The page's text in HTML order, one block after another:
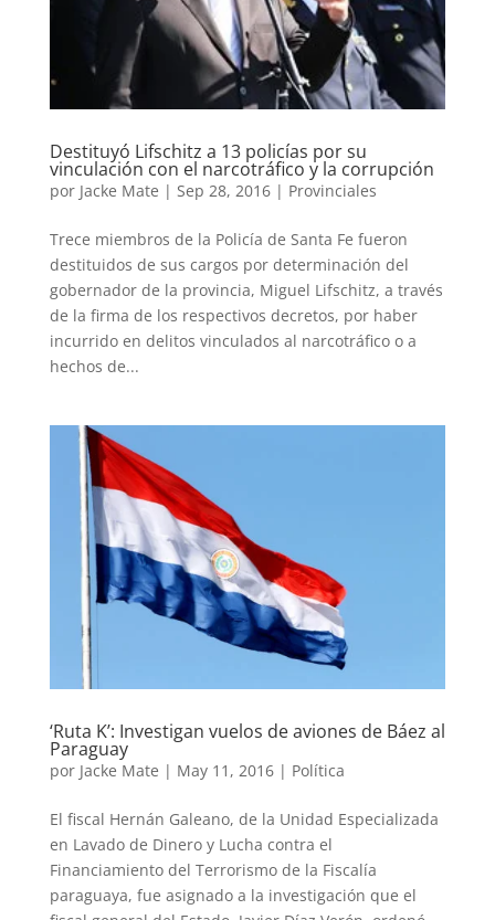
Destituyó Lifschitz a 13 policías por su
vinculación con el narcotráfico y la corrupción
por Jacke Mate | Sep 28, 2016| Provinciales
Trece miembros de la Policía de Santa Fe fueron
destituidos de sus cargos por determinación del
gobernador de la provincia, Miguel Lifschitz, a través
de la firma de los respectivos decretos, por haber
incurrido en delitos vinculados al narcotráfico o a
hechos de...
‘Ruta K’: Investigan vuelos de aviones de Báez al
Paraguay
por Jacke Mate | May 11, 2016| Política
El fiscal Hernán Galeano, de la Unidad Especializada
en Lavado de Dinero y Lucha contra el
Financiamiento del Terrorismo de la Fiscalía
paraguaya, fue asignado a la investigación que el